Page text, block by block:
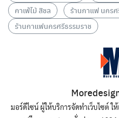
คาเฟ่ไม้ สิชล
ร้านกาแฟ นครศ
ร้านกาแฟนครศรีธรรมราช
มอร์ดีไซน์ ผู้ให้บริการจัดทำเว็บไซต์ ใ